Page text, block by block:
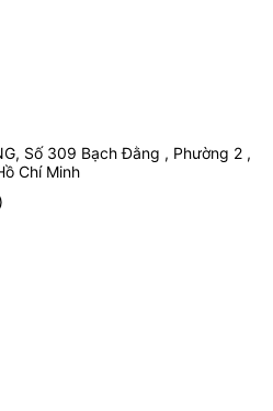
Số 309 Bạch Đằng , Phường 2 ,
Chí Minh